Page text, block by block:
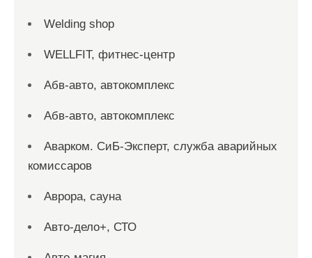
Welding shop
WELLFIT, фитнес-центр
Абв-авто, автокомплекс
Абв-авто, автокомплекс
Аварком. СиБ-Эксперт, служба аварийных
комиссаров
Аврора, сауна
Авто-дело+, СТО